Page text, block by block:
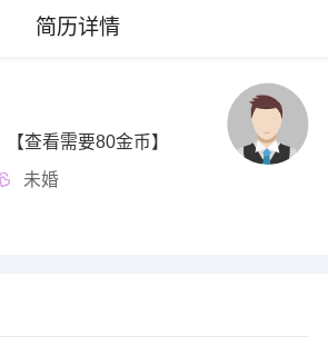
简历详情
【查看需要80金币】
未婚